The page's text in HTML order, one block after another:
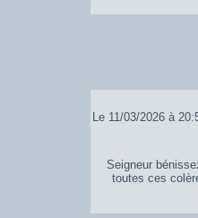
Le 11/03/2026 à
Seigneur
toutes ces